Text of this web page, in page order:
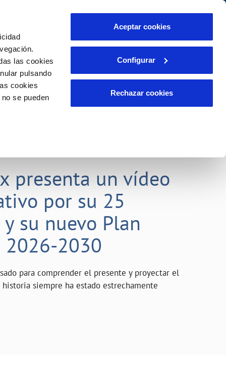
las cookies
pulsando
cookies
se pueden
Aceptar cookies
Configurar
Rechazar cookies
INCIDENCIAS
Comunica anomalías o posibles
PORTAL DE TRANSPARENCIA
Área de clientes Se abre en otra
presenta un vídeo
por su 25
su nuevo Plan
2026-2030
para comprender el presente y proyectar el
siempre ha estado estrechamente